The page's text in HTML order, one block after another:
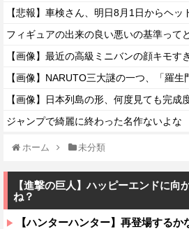
フィギュアの出来の良い悪いの基準って
【画像】最近の高級ミニバンの顔キモす
【画像】日本列島の形、何度見ても完成
ジャンプで綺麗に終わった名作ないよな
ホーム 未分類
【進撃の巨人】ハッピーエンドに向
ね？
【ハンターハンター】再登場するか